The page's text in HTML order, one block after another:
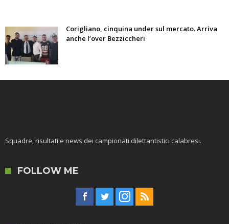
Corigliano, cinquina under sul mercato. Arriva
anche l’over Bezziccheri
Squadre, risultati e news dei campionati dilettantistici calabresi.
FOLLOW ME